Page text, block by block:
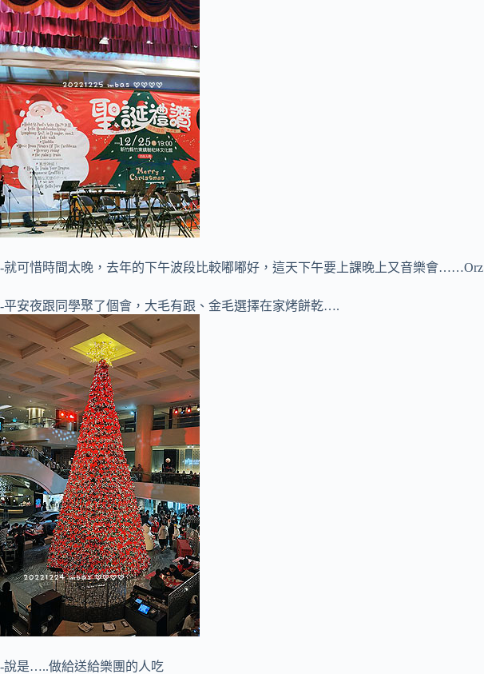
-就可惜時間太晚，去年的下午波段比較嘟嘟好，這天下午要上課晚上又音樂會……Orz
-平安夜跟同學聚了個會，大毛有跟、金毛選擇在家烤餅乾….
-說是…..做給送給樂團的人吃